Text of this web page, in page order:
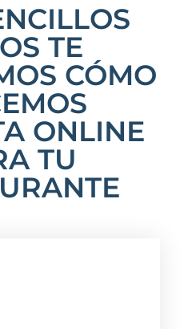
TE
CÓMO
ONLINE
TU